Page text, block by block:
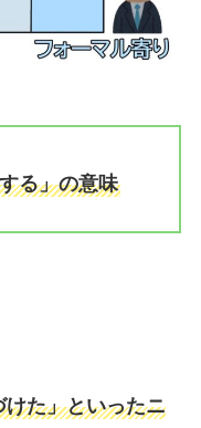
る」の意味
た」といったニ